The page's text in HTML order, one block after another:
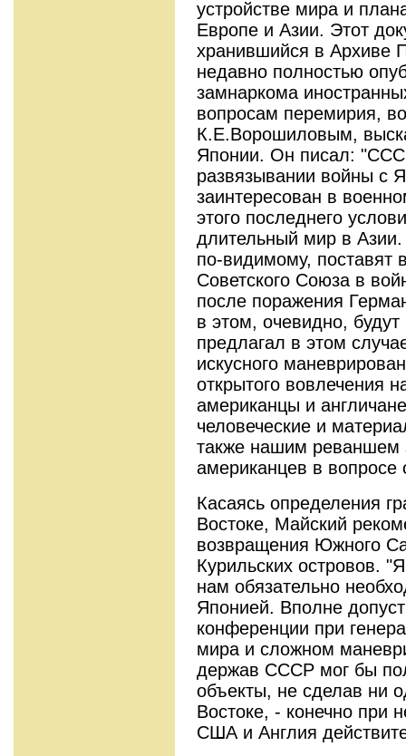
устройстве мира и
Европе и Азии. Этот
хранившийся в Архиве
недавно полностью
замнаркома
вопросам перемирия,
К.Е.Ворошиловым,
Японии. Он писал:
развязывании войны с
заинтересован в
этого последнего
длительный мир в
по-видимому, поставят
Советского Союза в
после поражения
в этом, очевидно,
предлагал в этом
искусного
открытого вовлечения
американцы и
человеческие и
также нашим реваншем
американцев в
Касаясь определения
Востоке, Майский
возвращения Южного
Курильских островов.
нам обязательно
Японией. Вполне
конференции при
мира и сложном
держав СССР мог бы
объекты, не сделав ни
Востоке, - конечно при
США и Англия